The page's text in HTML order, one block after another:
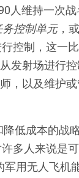
人维持一次
务控制单元，
控制，这一比
发射场进行
，以及维护
降低成本的战
多人来说是
用无人飞机